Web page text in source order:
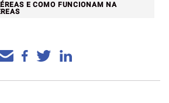
E COMO FUNCIONAM NA